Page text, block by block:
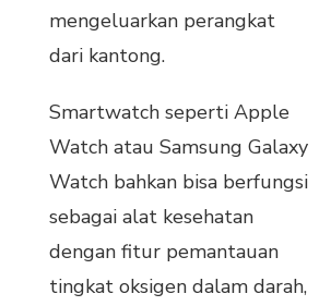
mengeluarkan perangkat
dari kantong.
Smartwatch seperti Apple
Watch atau Samsung Galaxy
Watch bahkan bisa berfungsi
sebagai alat kesehatan
dengan fitur pemantauan
tingkat oksigen dalam darah,